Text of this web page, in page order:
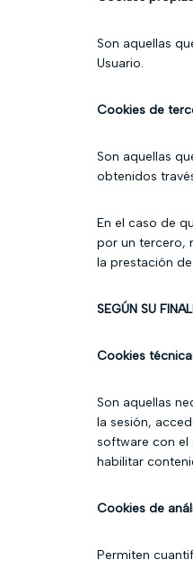
Son aquellas
Usuario.
Cookies de
Son aquellas
obtenidos
En el caso de
por un tercero,
la prestación
SEGÚN SU
Cookies
Son aquellas
la sesión,
software con el
habilitar
Cookies de
Permiten